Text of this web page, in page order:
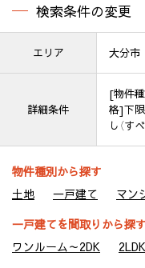
検索条件の変更
エリア 大分市
詳細条件
[物件
格]下
し（す
物件種別から探す
土地
一戸建て マン
一戸建てを間取りから探す
ワンルーム～2DK